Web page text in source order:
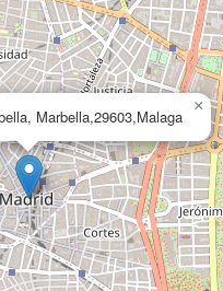
Marbella,29603,Malaga
×